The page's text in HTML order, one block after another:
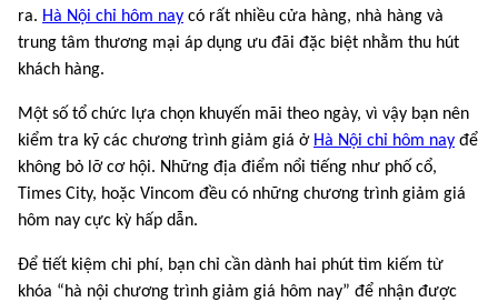
ra. Hà Nội chỉ hôm nay có rất nhiều cửa hàng, nhà hàng và
trung tâm thương mại áp dụng ưu đãi đặc biệt nhằm thu hút
khách hàng.
Một số tổ chức lựa chọn khuyến mãi theo ngày, vì vậy bạn nên
kiểm tra kỹ các chương trình giảm giá ở Hà Nội chỉ hôm nay để
không bỏ lỡ cơ hội. Những địa điểm nổi tiếng như phố cổ,
Times City, hoặc Vincom đều có những chương trình giảm giá
hôm nay cực kỳ hấp dẫn.
Để tiết kiệm chi phí, bạn chỉ cần dành hai phút tìm kiếm từ
khóa “hà nội chương trình giảm giá hôm nay” để nhận được